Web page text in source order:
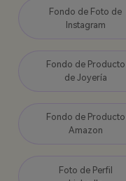
Fondo de Foto de
Instagram
Fondo de Producto
de Joyería
Fondo de Producto
Amazon
Foto de Perfil